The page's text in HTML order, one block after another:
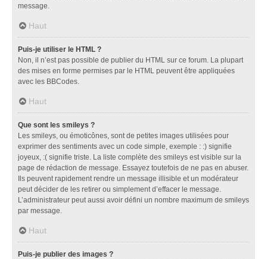
message.
Haut
Puis-je utiliser le HTML ?
Non, il n’est pas possible de publier du HTML sur ce forum. La plupart
des mises en forme permises par le HTML peuvent être appliquées
avec les BBCodes.
Haut
Que sont les smileys ?
Les smileys, ou émoticônes, sont de petites images utilisées pour
exprimer des sentiments avec un code simple, exemple : :) signifie
joyeux, :( signifie triste. La liste complète des smileys est visible sur la
page de rédaction de message. Essayez toutefois de ne pas en abuser.
Ils peuvent rapidement rendre un message illisible et un modérateur
peut décider de les retirer ou simplement d’effacer le message.
L’administrateur peut aussi avoir défini un nombre maximum de smileys
par message.
Haut
Puis-je publier des images ?